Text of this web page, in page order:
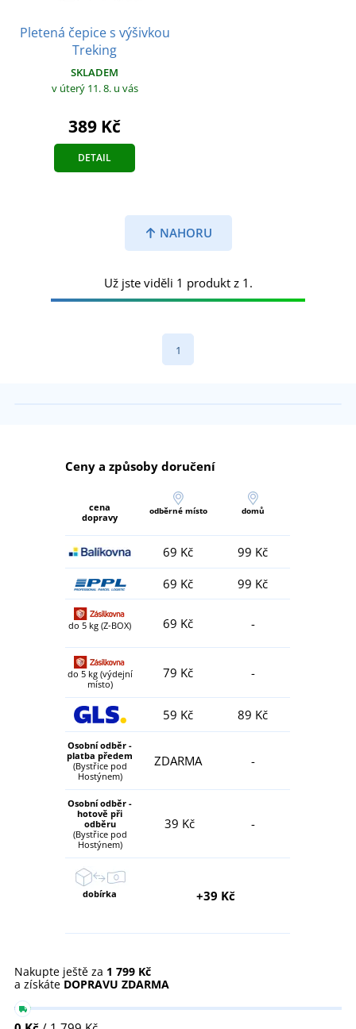
Pletená čepice s výšivkou
Treking
SKLADEM
v úterý 11. 8. u vás
389 Kč
DETAIL
NAHORU
Už jste viděli 1 produkt z 1.
1
Ceny a způsoby doručení
cena
dopravy
odběrné místo domů
69 Kč
99 Kč
69 Kč
99 Kč
do 5 kg (Z-BOX) 69 Kč -
do 5 kg (výdejní
místo)
79 Kč -
59 Kč 89 Kč
Osobní odběr -
platba předem
(Bystřice pod
Hostýnem)
ZDARMA -
Osobní odběr -
hotově při
odběru
(Bystřice pod
Hostýnem)
39 Kč -
dobírka +39 Kč
Nakupte ještě za 1 799 Kč
a získáte DOPRAVU ZDARMA